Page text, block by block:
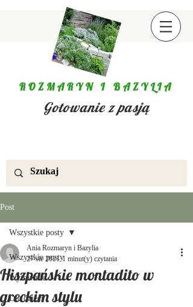
ROZMARYN I BAZYLIA
Gotowanie z pasją
Post
Wszystkie posty
Wytrawnie
Dla dzieci
Wszystkie posty
Hiszpańskie montadito w
greckim stylu
Ania Rozmaryn i Bazylia
27 sie 2021 1 minut(y) czytania